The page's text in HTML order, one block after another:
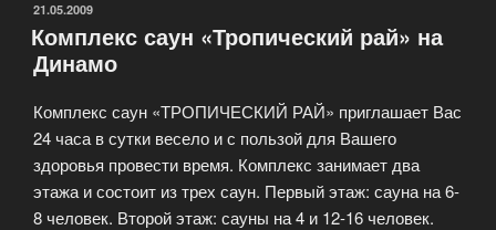
на
ОПУБЛИКОВАНО
21.05.2009
Комплекс саун «Тропический рай» на
Динамо
Комплекс саун «ТРОПИЧЕСКИЙ РАЙ» приглашает Вас
24 часа в сутки весело и с пользой для Вашего
здоровья провести время. Комплекс занимает два
этажа и состоит из трех саун. Первый этаж: сауна на 6-
8 человек. Второй этаж: сауны на 4 и 12-16 человек.